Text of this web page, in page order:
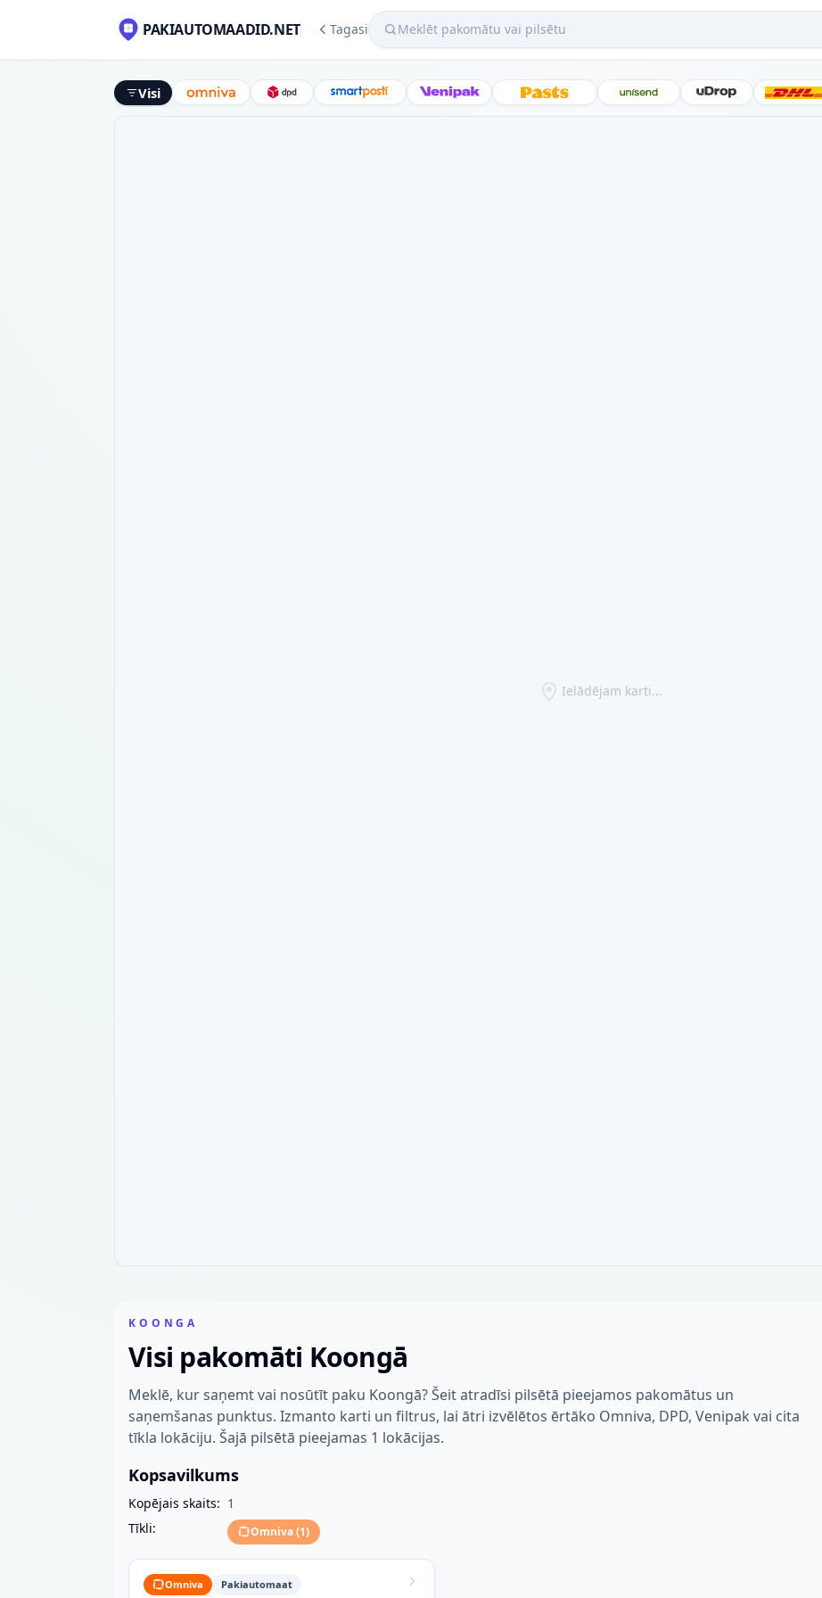
PAKIAUTOMAADID.NET TagasiMeklēt pakomātu vai pilsētu
Visi Omniva DPD SmartPosti Venipak Latvijas Pasts Unisend uDrop DHL
Ielādējam karti...
KOONGA
Visi pakomāti Koongā
Meklē, kur saņemt vai nosūtīt paku Koongā? Šeit atradīsi pilsētā pieejamos pakomātus un
saņemšanas punktus. Izmanto karti un filtrus, lai ātri izvēlētos ērtāko Omniva, DPD, Venipak vai cita
tīkla lokāciju. Šajā pilsētā pieejamas 1 lokācijas.
Kopsavilkums
Kopējais skaits: 1
Tīkli:
Omniva(1)
Omniva Pakiautomaat